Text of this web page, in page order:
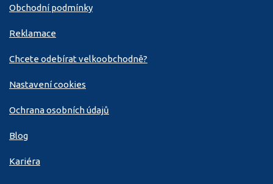
Obchodní podmínky
Reklamace
Chcete odebírat velkoobchodně?
Nastavení cookies
Ochrana osobních údajů
Blog
Kariéra